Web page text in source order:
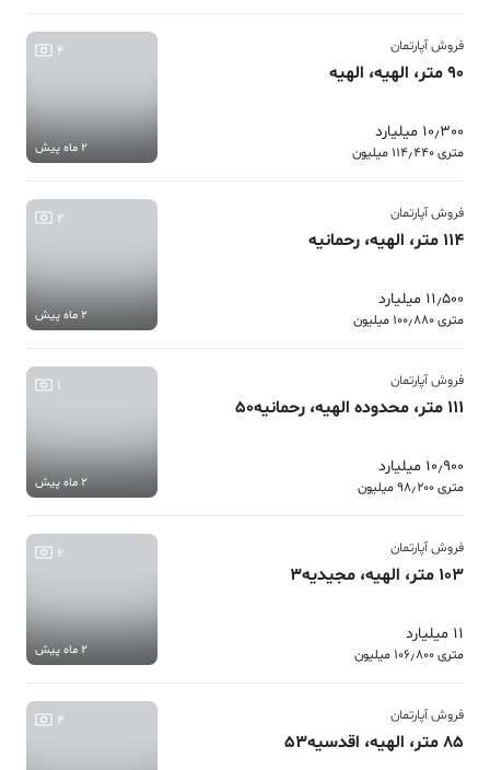
فروش آپارتمان
90 متر، الهیه، الهیه
10٫300 میلیارد
متری 114٫440 میلیون
4
2 ماه پیش
فروش آپارتمان
114 متر، الهیه، رحمانیه
11٫500 میلیارد
متری 100٫880 میلیون
2
2 ماه پیش
فروش آپارتمان
111 متر، محدوده الهیه، رحمانیه50
10٫900 میلیارد
متری 98٫200 میلیون
1
2 ماه پیش
فروش آپارتمان
103 متر، الهیه، مجیدیه3
11 میلیارد
متری 106٫800 میلیون
2
2 ماه پیش
فروش آپارتمان
85 متر، الهیه، اقدسیه53
4